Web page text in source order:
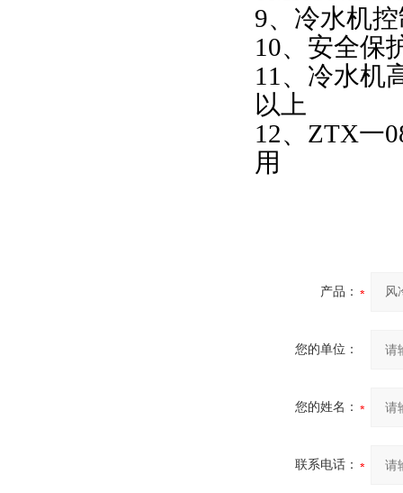
9、冷水机
10、 安全保
11、冷水机
以上
12、 ZTX一
用
产品：
您的单位：
您的姓名：
联系电话：